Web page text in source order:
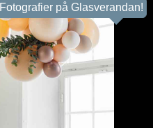
Fotografier på Glasverandan!